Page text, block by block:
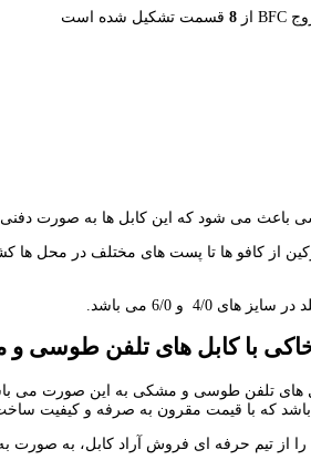
8 قسمت تشکیل شده است
باعث می شود که این کابل ها به صورت دفنی و
از کافو ها تا پست های مختلف در محل
4/0 و 6/0 می باشد.
خاکی با کابل های تلفن طوسی
های تلفن طوسی و مشکی به این صورت می
باشد که با قیمت مقرون به صرفه و کیفیت